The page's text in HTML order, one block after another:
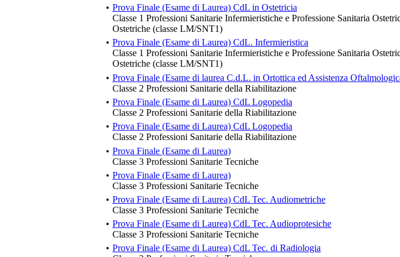
• Prova Finale (Esame di Laurea) CdL in Ostetricia
Classe 1 Professioni Sanitarie Infermieristiche e Professione Sanitaria
Ostetriche (classe LM/SNT1)
• Prova Finale (Esame di Laurea) CdL. Infermieristica
Classe 1 Professioni Sanitarie Infermieristiche e Professione Sanitaria
Ostetriche (classe LM/SNT1)
• Prova Finale (Esame di laurea C.d.L. in Ortottica ed Assistenza
Classe 2 Professioni Sanitarie della Riabilitazione
• Prova Finale (Esame di Laurea) CdL Logopedia
Classe 2 Professioni Sanitarie della Riabilitazione
• Prova Finale (Esame di Laurea) CdL Logopedia
Classe 2 Professioni Sanitarie della Riabilitazione
• Prova Finale (Esame di Laurea)
Classe 3 Professioni Sanitarie Tecniche
• Prova Finale (Esame di Laurea)
Classe 3 Professioni Sanitarie Tecniche
• Prova Finale (Esame di Laurea) CdL Tec. Audiometriche
Classe 3 Professioni Sanitarie Tecniche
• Prova Finale (Esame di Laurea) CdL Tec. Audioprotesiche
Classe 3 Professioni Sanitarie Tecniche
• Prova Finale (Esame di Laurea) CdL Tec. di Radiologia